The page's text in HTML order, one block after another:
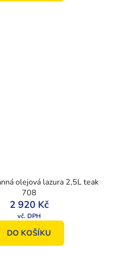
olejová lazura 2,5L teak
708
2 920 Kč
DO KOŠÍKU